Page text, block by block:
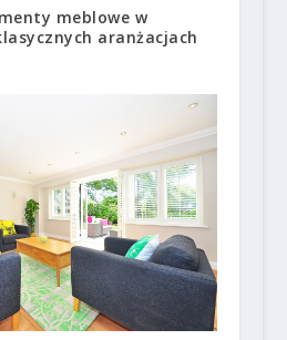
meblowe w
aranżacjach